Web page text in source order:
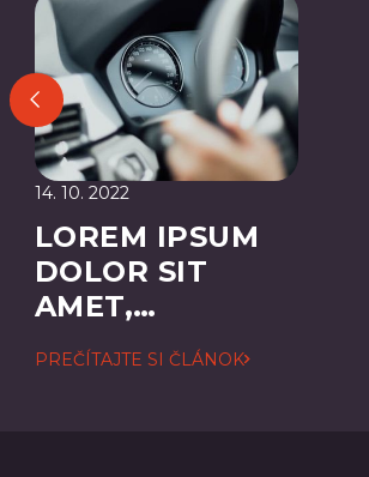
14. 10. 2022
LOREM IPSUM
DOLOR SIT
AMET,
CONSECTETUER
ADIPISCING
PREČÍTAJTE SI ČLÁNOK